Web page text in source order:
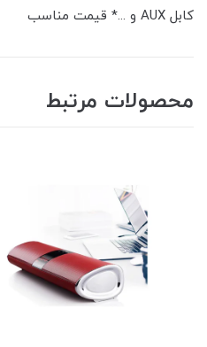
کابل AUX و ...* قیمت مناسب
محصولات مرتبط